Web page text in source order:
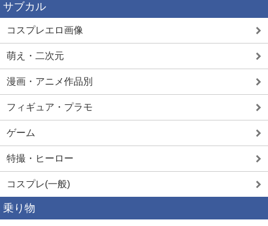
サブカル
コスプレエロ画像
萌え・二次元
漫画・アニメ作品別
フィギュア・プラモ
ゲーム
特撮・ヒーロー
コスプレ(一般)
乗り物